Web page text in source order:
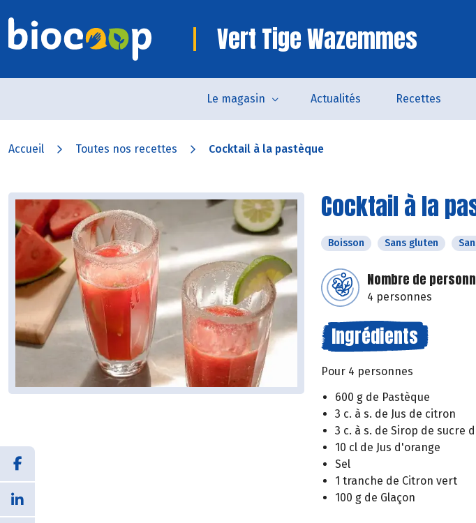
Vert Tige Wazemmes
Le magasin Actualités Recettes
Accueil Toutes nos recettes Cocktail à la pastèque
Cocktail à la
Boisson Sans gluten
Nombre de
4 personnes
Ingrédients
Pour 4 personnes
600 g de Pastèque
3 c. à s. de Jus de citron
3 c. à s. de Sirop de sucre
10 cl de Jus d'orange
Sel
1 tranche de Citron vert
100 g de Glaçon